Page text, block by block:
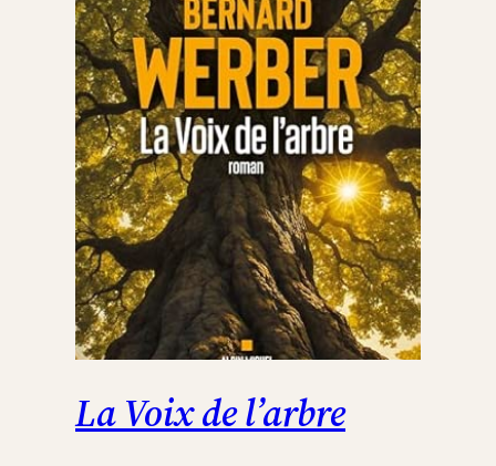
La Voix de l’arbre